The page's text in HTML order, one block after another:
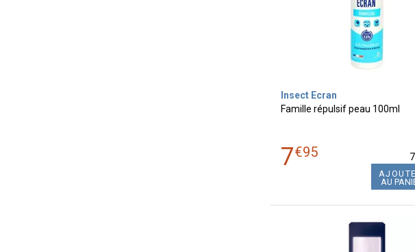
Insect Ecran
Famille répulsif peau 100ml
7€95
AU